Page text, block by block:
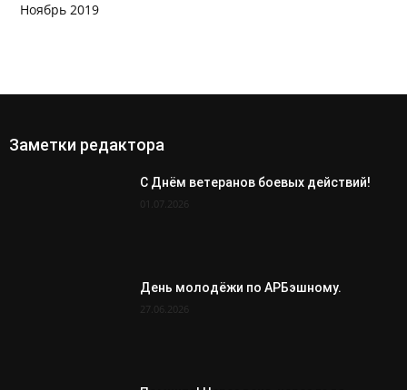
Ноябрь 2019
Заметки редактора
С Днём ветеранов боевых действий!
01.07.2026
День молодёжи по АРБэшному.
27.06.2026